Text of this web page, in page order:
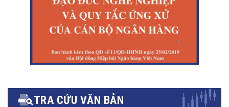
TRA CỨU VĂN BẢN